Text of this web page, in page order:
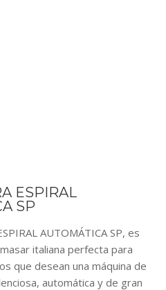
ESPIRAL
SP
AUTOMÁTICA SP, es
italiana perfecta para
que desean una máquina de
automática y de gran